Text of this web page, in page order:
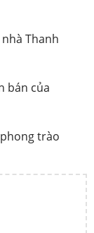
Thanh
bán của
trào